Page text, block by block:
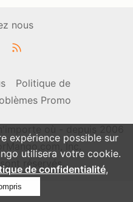
expérience possible sur
utilisera votre cookie.
de confidentialité,
nous
Politique de
Promo
Inc.
réservés.